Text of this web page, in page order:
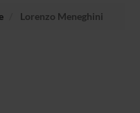
Lorenzo Meneghini